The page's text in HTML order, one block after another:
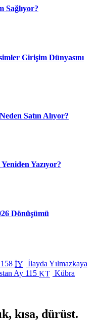
Sağlıyor?
Girişim Dünyasını
Satın Alıyor?
Yazıyor?
Dönüşümü
158 İY İlayda Yılmazkaya
Ay 115 KT Kübra
kısa, dürüst.